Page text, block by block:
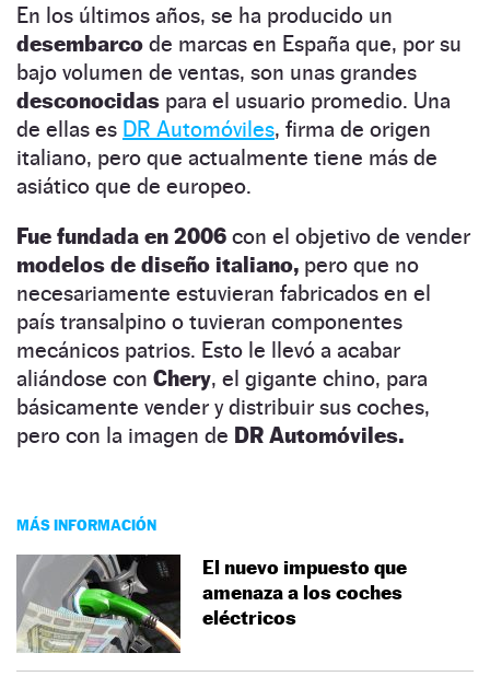
En los últimos años, se ha producido un
desembarco de marcas en España que, por su
bajo volumen de ventas, son unas grandes
desconocidas para el usuario promedio. Una
de ellas es DR Automóviles, firma de origen
italiano, pero que actualmente tiene más de
asiático que de europeo.
Fue fundada en 2006 con el objetivo de vender
modelos de diseño italiano, pero que no
necesariamente estuvieran fabricados en el
país transalpino o tuvieran componentes
mecánicos patrios. Esto le llevó a acabar
aliándose con Chery, el gigante chino, para
básicamente vender y distribuir sus coches,
pero con la imagen de DR Automóviles.
MÁS INFORMACIÓN
El nuevo impuesto que
amenaza a los coches
eléctricos